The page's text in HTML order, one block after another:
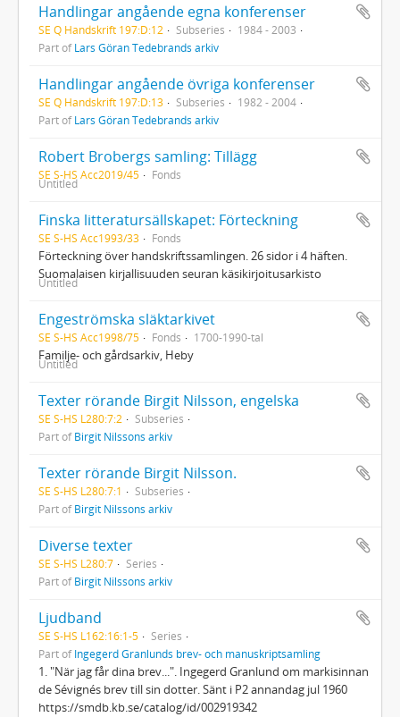
Handlingar angående egna konferenser
SE Q Handskrift 197:D:12 Subseries
1984 - 2003
Part ofLars Göran Tedebrands arkiv
Handlingar angående övriga konferenser
SE Q Handskrift 197:D:13 Subseries
1982 - 2004
Part ofLars Göran Tedebrands arkiv
Robert Brobergs samling: Tillägg
SE S-HS Acc2019/45 Fonds
Untitled
Finska litteratursällskapet: Förteckning
SE S-HS Acc1993/33 Fonds
Förteckning över handskriftssamlingen. 26 sidor i 4 häften.
Suomalaisen kirjallisuuden seuran käsikirjoitusarkisto
Untitled
Engeströmska släktarkivet
SE S-HS Acc1998/75 Fonds 1700-1990-tal
Familje- och gårdsarkiv, Heby
Untitled
Texter rörande Birgit Nilsson, engelska
SE S-HS L280:7:2
Subseries
Part ofBirgit Nilssons arkiv
Texter rörande Birgit Nilsson.
SE S-HS L280:7:1
Subseries
Part ofBirgit Nilssons arkiv
Diverse texter
SE S-HS L280:7
Series
Part ofBirgit Nilssons arkiv
Ljudband
SE S-HS L162:16:1-5
Series
Part ofIngegerd Granlunds brev- och manuskriptsamling
1. "När jag får dina brev...". Ingegerd Granlund om markisinnan
de Sévignés brev till sin dotter. Sänt i P2 annandag jul 1960
https://smdb.kb.se/catalog/id/002919342